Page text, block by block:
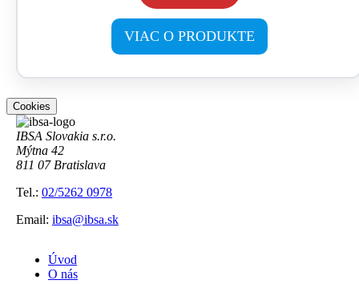
VIAC O PRODUKTE
Cookies
IBSA Slovakia s.r.o.
Mýtna 42
811 07 Bratislava
Tel.: 02/5262 0978
Email: ibsa@ibsa.sk
Úvod
O nás